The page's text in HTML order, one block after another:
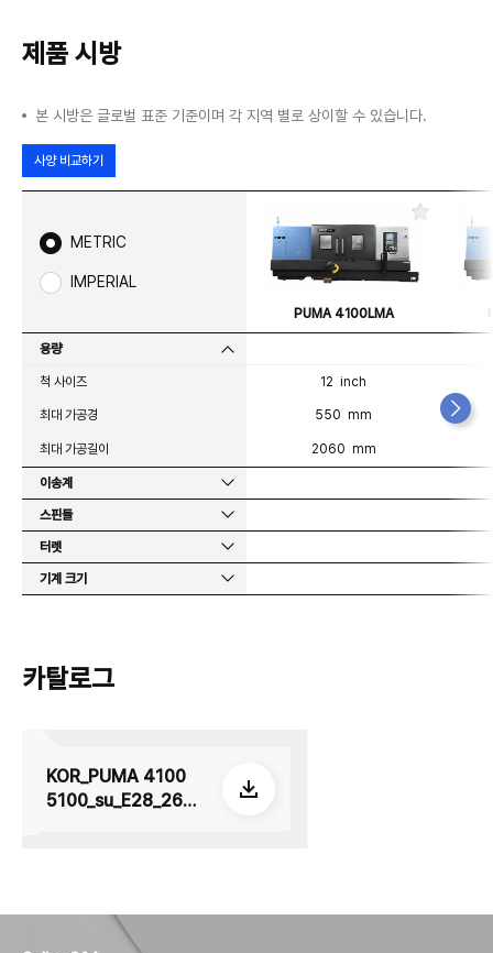
제품 시방
본 시방은 글로벌 표준 기준이며 각 지역 별로 상이할 수 있습니다.
사양 비교하기
METRIC
IMPERIAL
용량
척 사이즈
최대 가공경
최대 가공길이
이송계
스핀들
터렛
기계 크기
PUMA 4100LMA
12 inch
550 mm
2060 mm
카탈로그
KOR_PUMA 4100
5100_su_E28_2605